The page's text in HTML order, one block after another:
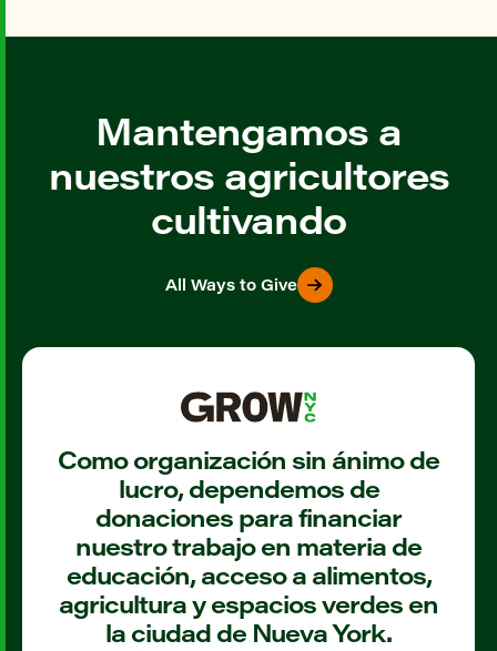
Mantengamos a
nuestros agricultores
cultivando
All Ways to Give
Como organización sin ánimo de
lucro, dependemos de
donaciones para financiar
nuestro trabajo en materia de
educación, acceso a alimentos,
agricultura y espacios verdes en
la ciudad de Nueva York.